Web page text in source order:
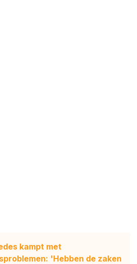
kampt met
'Hebben de zaken